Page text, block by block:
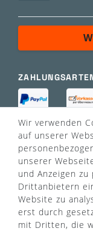
VERSANDART
Wir verwenden
auf unserer
unserer
und Anzeigen
Drittanbietern
Website zu
erst durch
mit Dritten, die